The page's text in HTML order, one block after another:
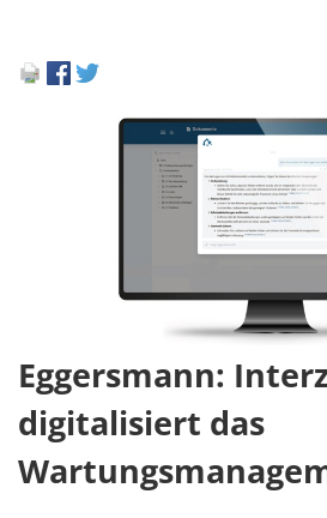
Eggersmann:
digitalisiert das